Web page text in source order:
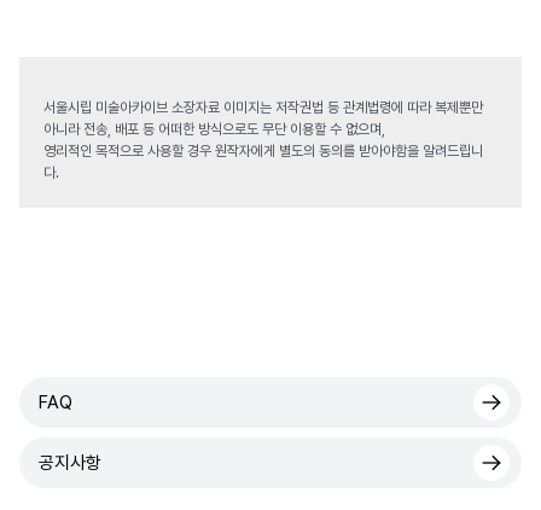
서울시립 미술아카이브 소장자료 이미지는 저작권법 등 관계법령에 따라 복제뿐만
아니라 전송, 배포 등 어떠한 방식으로도 무단 이용할 수 없으며,
영리적인 목적으로 사용할 경우 원작자에게 별도의 동의를 받아야함을 알려드립니
다.
FAQ
공지사항